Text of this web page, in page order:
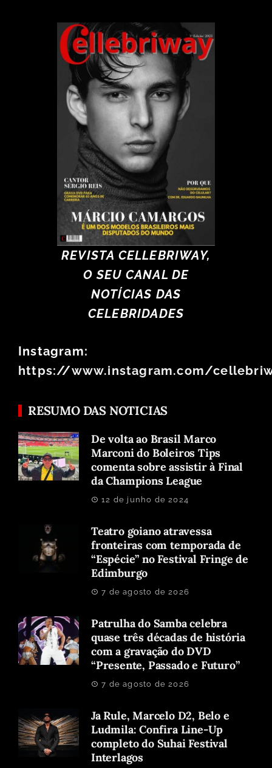
REVISTA CELLEBRIWAY,
O SEU CANAL DE
NOTÍCIAS DAS
CELEBRIDADES
Instagram:
https://www.instagram.com/
RESUMO DAS NOTICIAS
De volta ao Brasil Marco
Marconi do Boleiros Tips
comenta sobre assistir à Final
da Champions League
12 de junho de 2024
Teatro goiano atravessa
fronteiras com temporada de
“Espécie” no Festival Fringe de
Edimburgo
7 de agosto de 2026
Patrulha do Samba celebra
quase três décadas de história
com a gravação do DVD
“Presente, Passado e Futuro”
7 de agosto de 2026
Ja Rule, Marcelo D2, Belo e
Ludmila: Confira Line-Up
completo do Suhai Festival
Interlagos